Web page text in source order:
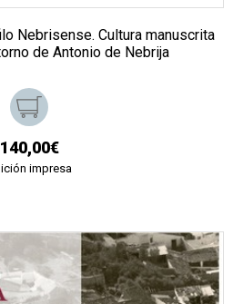
Nebrisense. Cultura manuscrita
de Antonio de Nebrija
140,00€
impresa